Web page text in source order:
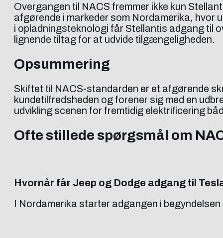
Overgangen til NACS fremmer ikke kun
afgørende i markeder som Nordamerika,
i opladningsteknologi får Stellantis adgang til
lignende tiltag for at udvide tilgængeligheden.
Opsummering
Skiftet til NACS-standarden er et afgørende
kundetilfredsheden og forener sig med en
udvikling scenen for fremtidig elektrificering
Ofte stillede spørgsmål om
Hvornår får Jeep og Dodge adgang til
I Nordamerika starter adgangen i